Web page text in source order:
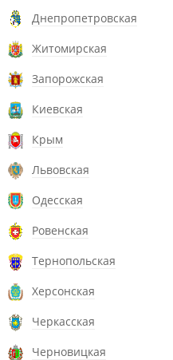
Днепропетровская
Житомирская
Запорожская
Киевская
Крым
Львовская
Одесская
Ровенская
Тернопольская
Херсонская
Черкасская
Черновицкая